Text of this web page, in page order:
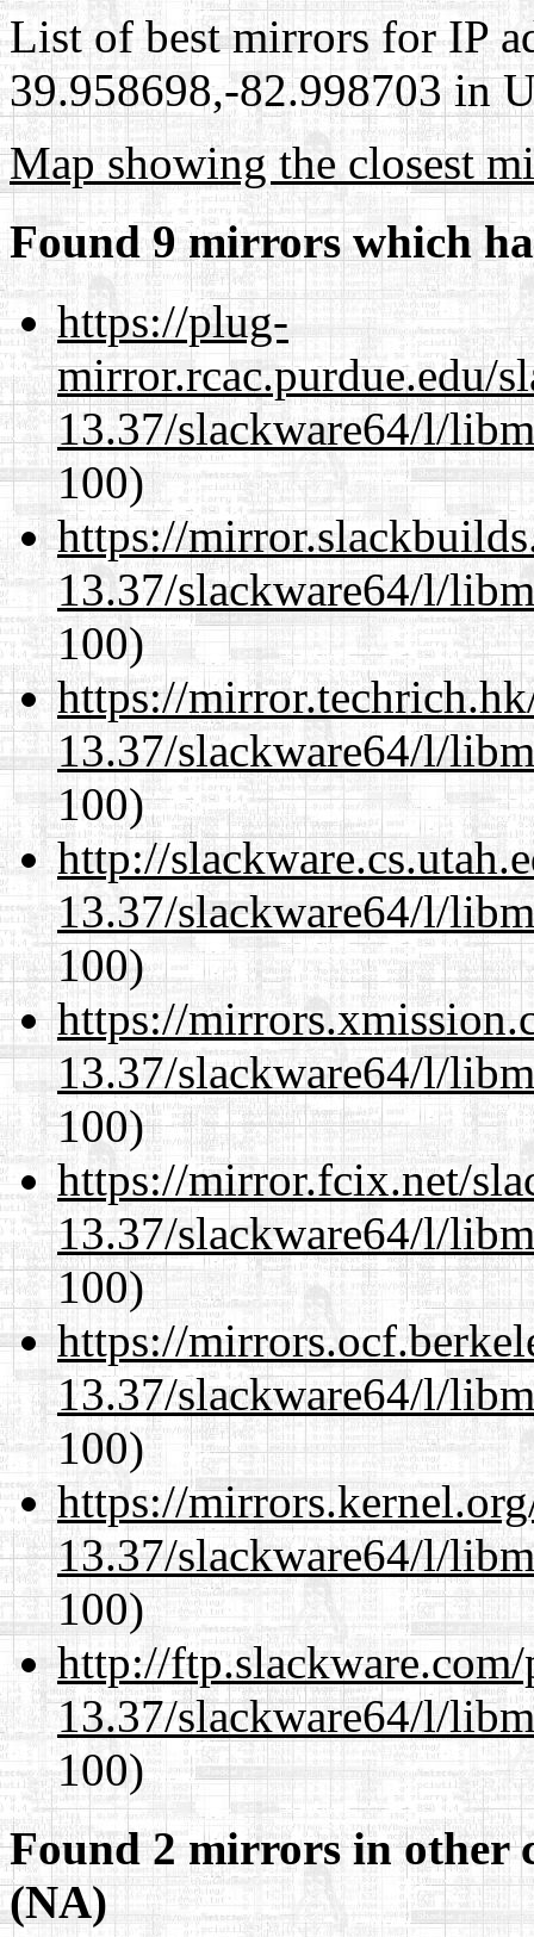
List of best mirrors for IP
39.958698,-82.998703 in
Map showing the closest
Found 9 mirrors which
https://plug-
mirror.rcac.purdue.edu/
13.37/slackware64/l/
100)
https://
13.37/slackware64/l/
100)
https://
13.37/slackware64/l/
100)
http://
13.37/slackware64/l/
100)
https://
13.37/slackware64/l/
100)
https://mirror.fcix.net/
13.37/slackware64/l/
100)
https://
13.37/slackware64/l/
100)
https://
13.37/slackware64/l/
100)
http://
13.37/slackware64/l/
100)
Found 2 mirrors in other
(NA)